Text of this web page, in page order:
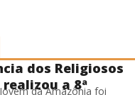
dos Religiosos
a 8ª
da Amazônia foi